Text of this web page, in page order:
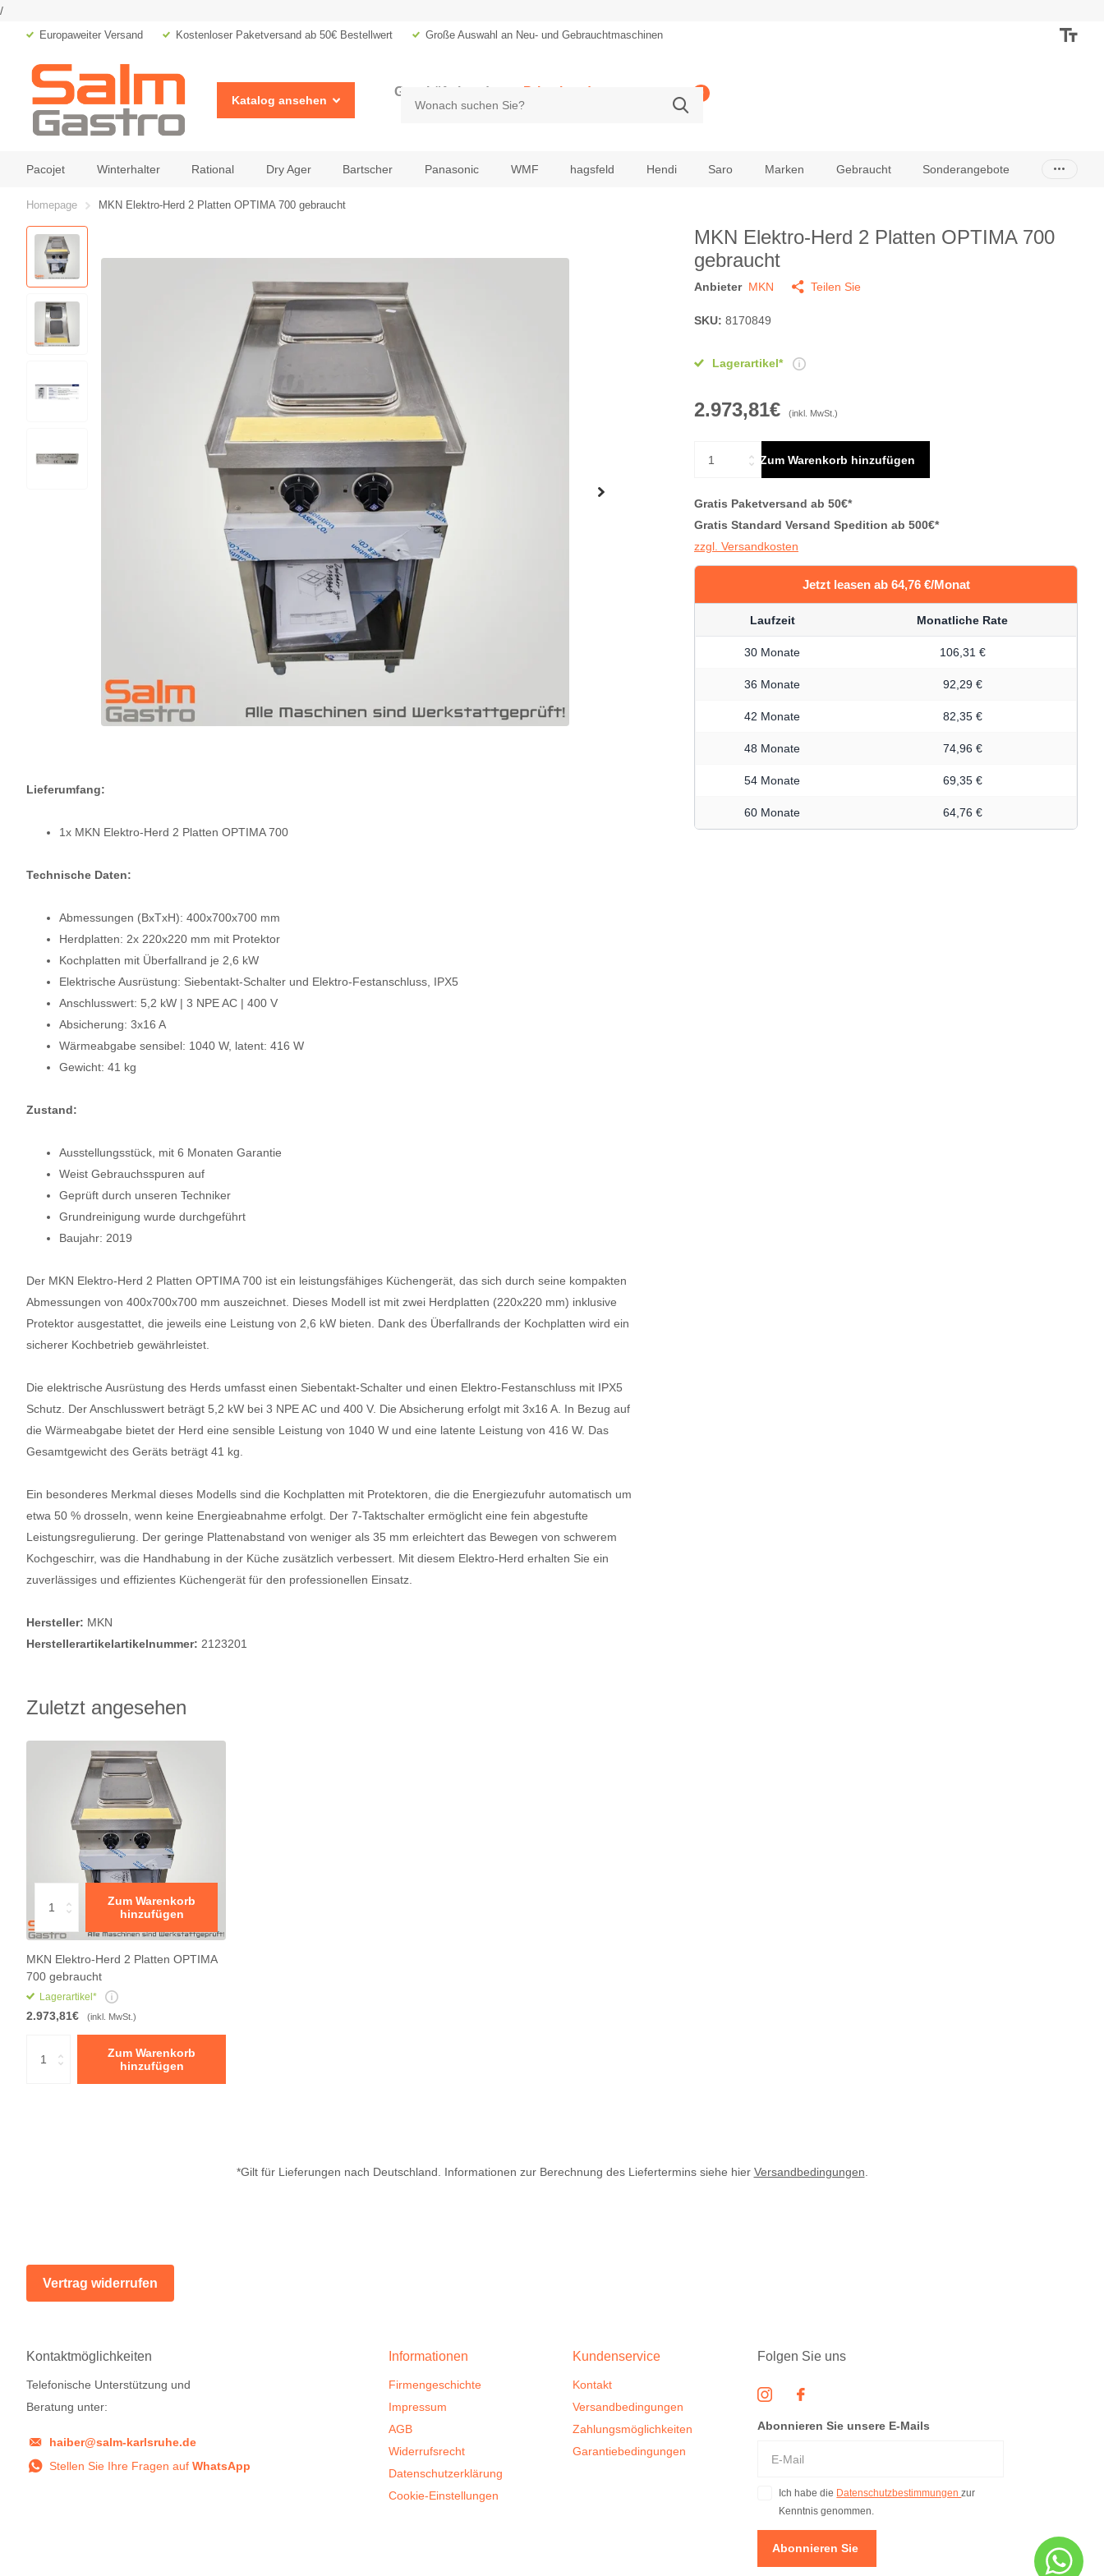
/
Europaweiter Versand Kostenloser Paketversand ab 50€ Bestellwert Große Auswahl an Neu- und Gebrauchtmaschinen
Katalog ansehen
Geschäftskunde
zzgl. MwSt.
Privatkunde 0
Pacojet Winterhalter Rational Dry Ager Bartscher Panasonic WMF hagsfeld Hendi Saro Marken Gebraucht Sonderangebote
Homepage MKN Elektro-Herd 2 Platten OPTIMA 700 gebraucht
Lieferumfang:
1x MKN Elektro-Herd 2 Platten OPTIMA 700
Technische Daten:
Abmessungen (BxTxH): 400x700x700 mm
Herdplatten: 2x 220x220 mm mit Protektor
Kochplatten mit Überfallrand je 2,6 kW
Elektrische Ausrüstung: Siebentakt-Schalter und Elektro-Festanschluss, IPX5
Anschlusswert: 5,2 kW | 3 NPE AC | 400 V
Absicherung: 3x16 A
Wärmeabgabe sensibel: 1040 W, latent: 416 W
Gewicht: 41 kg
Zustand:
Ausstellungsstück, mit 6 Monaten Garantie
Weist Gebrauchsspuren auf
Geprüft durch unseren Techniker
Grundreinigung wurde durchgeführt
Baujahr: 2019
Der MKN Elektro-Herd 2 Platten OPTIMA 700 ist ein leistungsfähiges Küchengerät, das sich durch seine kompakten
Abmessungen von 400x700x700 mm auszeichnet. Dieses Modell ist mit zwei Herdplatten (220x220 mm) inklusive
Protektor ausgestattet, die jeweils eine Leistung von 2,6 kW bieten. Dank des Überfallrands der Kochplatten wird ein
sicherer Kochbetrieb gewährleistet.
Die elektrische Ausrüstung des Herds umfasst einen Siebentakt-Schalter und einen Elektro-Festanschluss mit IPX5
Schutz. Der Anschlusswert beträgt 5,2 kW bei 3 NPE AC und 400 V. Die Absicherung erfolgt mit 3x16 A. In Bezug auf
die Wärmeabgabe bietet der Herd eine sensible Leistung von 1040 W und eine latente Leistung von 416 W. Das
Gesamtgewicht des Geräts beträgt 41 kg.
Ein besonderes Merkmal dieses Modells sind die Kochplatten mit Protektoren, die die Energiezufuhr automatisch um
etwa 50 % drosseln, wenn keine Energieabnahme erfolgt. Der 7-Taktschalter ermöglicht eine fein abgestufte
Leistungsregulierung. Der geringe Plattenabstand von weniger als 35 mm erleichtert das Bewegen von schwerem
Kochgeschirr, was die Handhabung in der Küche zusätzlich verbessert. Mit diesem Elektro-Herd erhalten Sie ein
zuverlässiges und effizientes Küchengerät für den professionellen Einsatz.
Hersteller: MKN
Herstellerartikelartikelnummer: 2123201
MKN Elektro-Herd 2 Platten OPTIMA 700
gebraucht
Anbieter MKN Teilen Sie
SKU: 8170849
Lagerartikel*
2.973,81€ (inkl. MwSt.)
Zum Warenkorb hinzufügen
Gratis Paketversand ab 50€*
Gratis Standard Versand Spedition ab 500€*
zzgl. Versandkosten
Jetzt leasen ab 64,76 €/Monat
Laufzeit Monatliche Rate
30 Monate 106,31 €
36 Monate 92,29 €
42 Monate 82,35 €
48 Monate 74,96 €
54 Monate 69,35 €
60 Monate 64,76 €
Zuletzt angesehen
Zum Warenkorb
hinzufügen
MKN Elektro-Herd 2 Platten OPTIMA
700 gebraucht
Lagerartikel*
2.973,81€ (inkl. MwSt.)
Zum Warenkorb
hinzufügen
*Gilt für Lieferungen nach Deutschland. Informationen zur Berechnung des Liefertermins siehe hier Versandbedingungen.
Vertrag widerrufen
Kontaktmöglichkeiten
Telefonische Unterstützung und
Beratung unter:
haiber@salm-karlsruhe.de
Stellen Sie Ihre Fragen auf WhatsApp
Informationen
Firmengeschichte
Impressum
AGB
Widerrufsrecht
Datenschutzerklärung
Cookie-Einstellungen
Kundenservice
Kontakt
Versandbedingungen
Zahlungsmöglichkeiten
Garantiebedingungen
Folgen Sie uns
Abonnieren Sie unsere E-Mails
Ich habe die Datenschutzbestimmungenzur
Kenntnis genommen.
Abonnieren Sie